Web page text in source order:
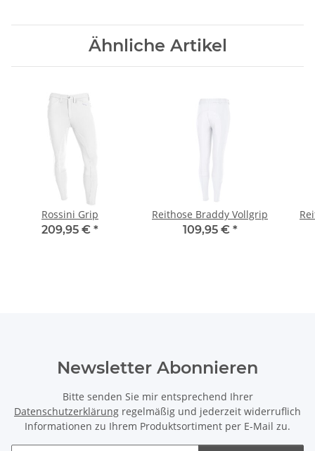
Ähnliche Artikel
Rossini Grip
209,95 € *
Reithose Braddy Vollgrip
109,95 € *
Newsletter Abonnieren
Bitte senden Sie mir entsprechend Ihrer
Datenschutzerklärung regelmäßig und jederzeit widerruflich
Informationen zu Ihrem Produktsortiment per E-Mail zu.